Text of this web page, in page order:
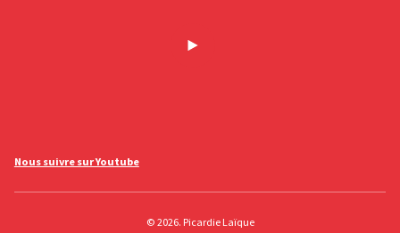
Nous suivre sur Youtube
© 2026. Picardie Laïque